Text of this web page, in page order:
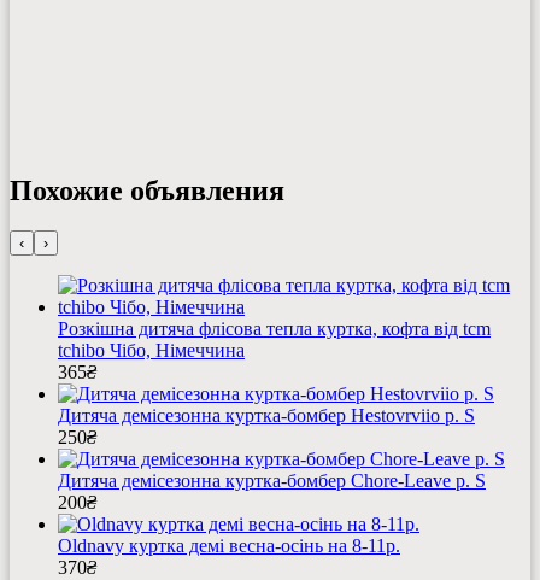
Похожие объявления
‹ ›
Розкішна дитяча флісова тепла куртка, кофта від tcm
tchibo Чібо, Німеччина
365₴
Дитяча демісезонна куртка-бомбер Hestovrviio р. S
250₴
Дитяча демісезонна куртка-бомбер Chore-Leave р. S
200₴
Oldnavy куртка демі весна-осінь на 8-11р.
370₴